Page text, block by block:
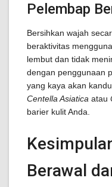
Pelembap
Bersihkan wajah
beraktivitas
lembut dan tidak
dengan penggunaan
yang kaya akan
Centella Asiatica atau
barier kulit Anda.
Berawal